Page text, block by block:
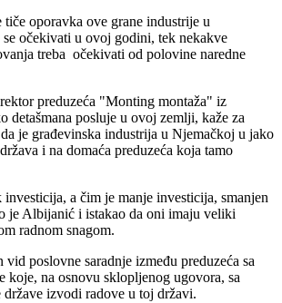
tiče oporavka ove grane industrije u
očekivati u ovoj godini, tek nekakve
treba očekivati od polovine naredne
preduzeća "Monting montaža" iz
detašmana posluje u ovoj zemlji, kaže za
je građevinska industrija u Njemačkoj u jako
i na domaća preduzeća koja tamo
investicija, a čim je manje investicija, smanjen
je Albijanić i istakao da oni imaju veliki
radnom snagom.
vid poslovne saradnje između preduzeća sa
koje, na osnovu sklopljenog ugovora, sa
države izvodi radove u toj državi.